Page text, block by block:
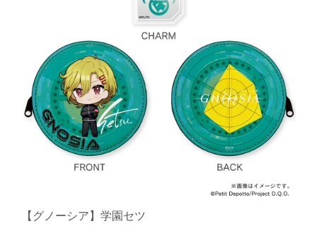
【グノーシア】学園セツ